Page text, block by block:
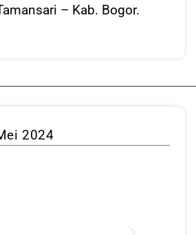
– Kab. Bogor.
2024